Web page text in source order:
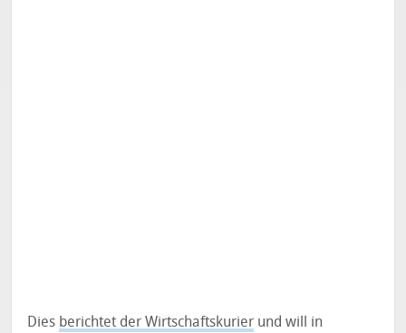
Dies berichtet der Wirtschaftskurier und will in